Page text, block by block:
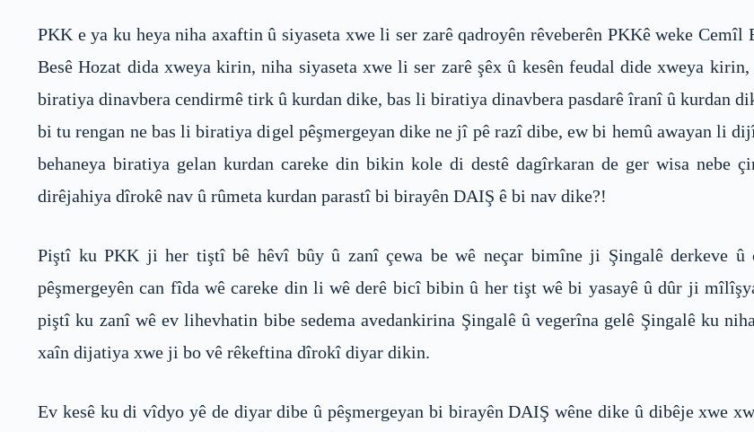
PKK e ya ku heya niha axaftin û siyaseta xwe li ser zarê qadroyên rêveberên PKKê weke
Besê Hozat dida xweya kirin, niha siyaseta xwe li ser zarê şêx û kesên feudal dide xweya
biratiya dinavbera cendirmê tirk û kurdan dike, bas li biratiya dinavbera pasdarê îranî û kurdan
bi tu rengan ne bas li biratiya digel pêşmergeyan dike ne jî pê razî dibe, ew bi hemû awayan li
behaneya biratiya gelan kurdan careke din bikin kole di destê dagîrkaran de ger wisa nebe
dirêjahiya dîrokê nav û rûmeta kurdan parastî bi birayên DAIŞ ê bi nav dike?!
Piştî ku PKK ji her tiştî bê hêvî bûy û zanî çewa be wê neçar bimîne ji Şingalê derkeve û
pêşmergeyên can fîda wê careke din li wê derê bicî bibin û her tişt wê bi yasayê û dûr ji
piştî ku zanî wê ev lihevhatin bibe sedema avedankirina Şingalê û vegerîna gelê Şingalê ku
xaîn dijatiya xwe ji bo vê rêkeftina dîrokî diyar dikin.
Ev kesê ku di vîdyo yê de diyar dibe û pêşmergeyan bi birayên DAIŞ wêne dike û dibêje xwe